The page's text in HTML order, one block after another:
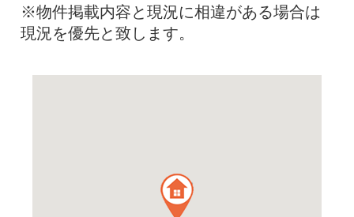
※物件掲載内容と現況に相違がある場合は
現況を優先と致します。